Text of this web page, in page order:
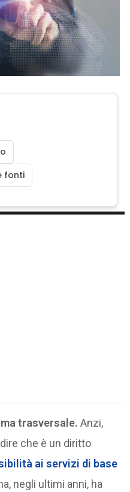
fonti
trasversale. Anzi,
che è un diritto
ai servizi di base
negli ultimi anni, ha